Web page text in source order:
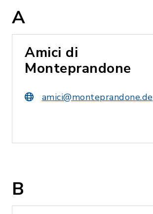
A
Amici di
Monteprandone
amici@monteprandone.de
B